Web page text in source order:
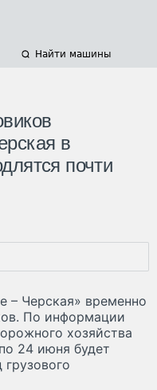
Найти машины
в
почти
– Черская» временно
По информации
хозяйства
24 июня будет